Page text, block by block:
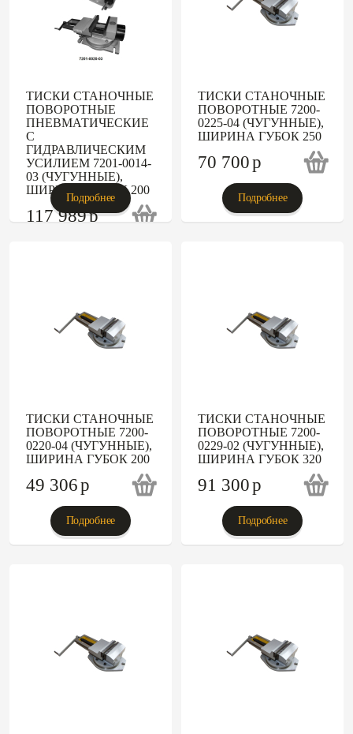
ТИСКИ СТАНОЧНЫЕ
ПОВОРОТНЫЕ
ПНЕВМАТИЧЕСКИЕ
С
ГИДРАВЛИЧЕСКИМ
УСИЛИЕМ 7201-0014-
03 (ЧУГУННЫЕ),
ШИРИНА ГУБОК 200
117 989p
Подробнее
ТИСКИ СТАНОЧНЫЕ
ПОВОРОТНЫЕ 7200-
0225-04 (ЧУГУННЫЕ),
ШИРИНА ГУБОК 250
70 700p
Подробнее
ТИСКИ СТАНОЧНЫЕ
ПОВОРОТНЫЕ 7200-
0220-04 (ЧУГУННЫЕ),
ШИРИНА ГУБОК 200
49 306p
Подробнее
ТИСКИ СТАНОЧНЫЕ
ПОВОРОТНЫЕ 7200-
0229-02 (ЧУГУННЫЕ),
ШИРИНА ГУБОК 320
91 300p
Подробнее